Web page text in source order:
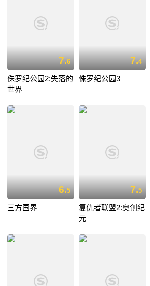
7.6
侏罗纪公园2:失落的
世界
7.4
侏罗纪公园3
6.5
三方国界
7.5
复仇者联盟2:奥创纪
元